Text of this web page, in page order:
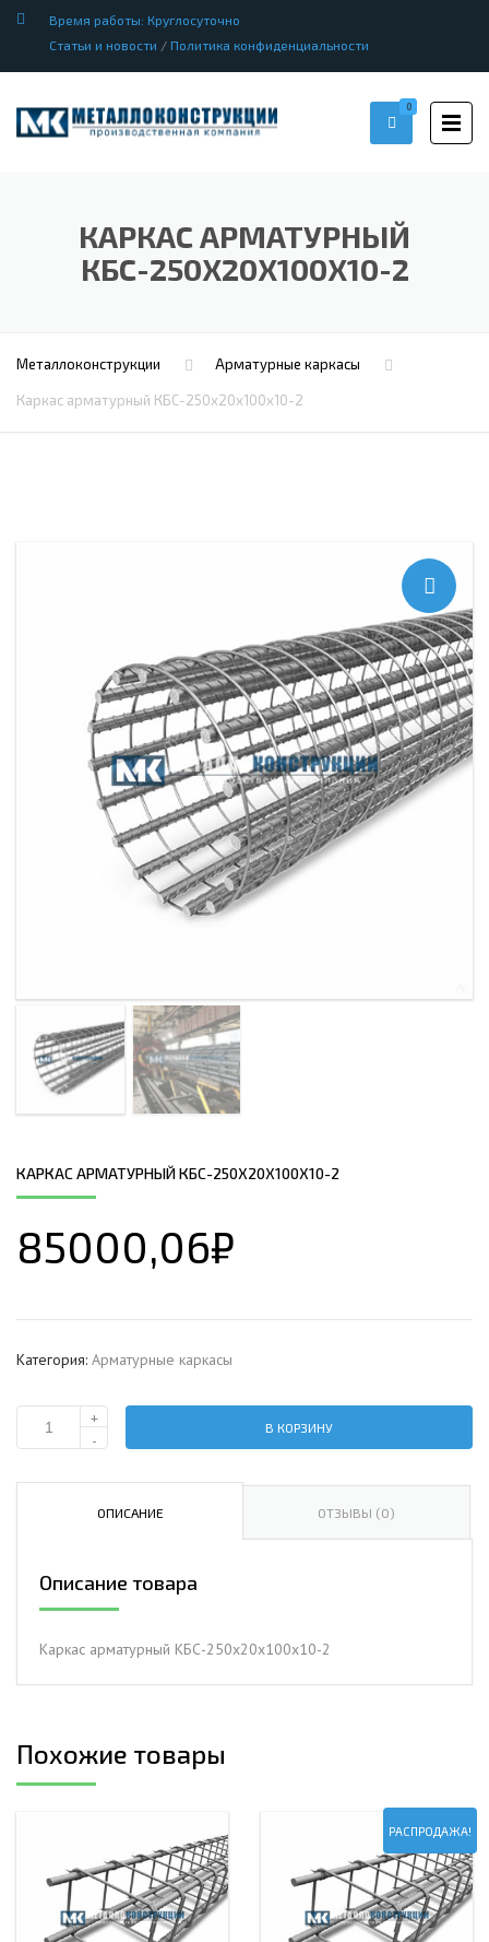
Время работы: Круглосуточно
Статьи и новости / Политика конфиденциальности
0
КАРКАС АРМАТУРНЫЙ
КБС-250Х20Х100Х10-2
Металлоконструкции Арматурные каркасы
Каркас арматурный КБС-250х20х100х10-2
КАРКАС АРМАТУРНЫЙ КБС-250Х20Х100Х10-2
85000,06₽
Категория: Арматурные каркасы
Количество
арматурный
КБС-250х20х100х10-
+
-
В КОРЗИНУ
ОПИСАНИЕ ОТЗЫВЫ (0)
Описание товара
Каркас арматурный КБС-250х20х100х10-2
Похожие товары
РАСПРОДАЖА!